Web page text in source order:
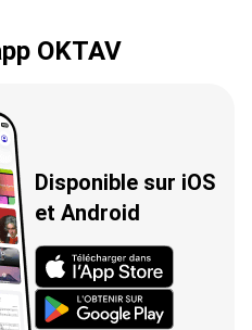
OKTAV
Disponible sur iOS
et Android